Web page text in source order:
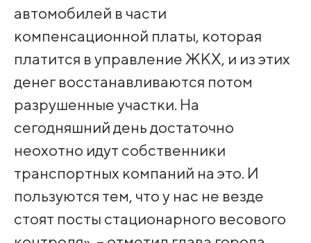
автомобилей в части
компенсационной платы, которая
платится в управление ЖКХ, и из этих
денег восстанавливаются потом
разрушенные участки. На
сегодняшний день достаточно
неохотно идут собственники
транспортных компаний на это. И
пользуются тем, что у нас не везде
стоят посты стационарного весового